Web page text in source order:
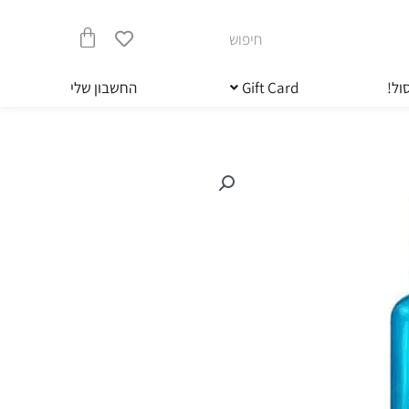
חיפוש
עגלת
קניות
Gift Card החשבון שלי